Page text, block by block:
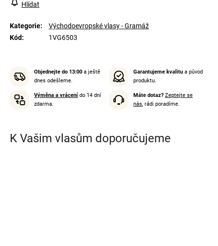
Kategorie:
Východoevropské vlasy - Gramáž
Kód: 1VG6503
Hlídat
Objednejte do 13:00 a ještě
dnes odešleme.
Garantujeme kvalitu a původ
produktu.
Výměna a vrácenído 14 dní
zdarma.
Máte dotaz? Zeptejte se
nás, rádi poradíme.
K Vašim vlasům doporučujeme